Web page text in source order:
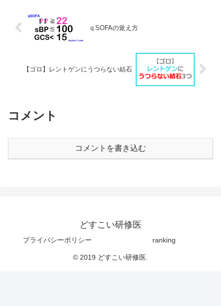
ｑSOFAの覚え方
【ゴロ】レントゲンにうつらない結石
コメント
コメントを書き込む
どすこい研修医
プライバシーポリシー ranking
© 2019 どすこい研修医.